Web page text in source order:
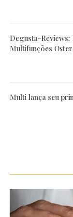
Degusta-Reviews:
Multifunções Oster
Multi lança seu